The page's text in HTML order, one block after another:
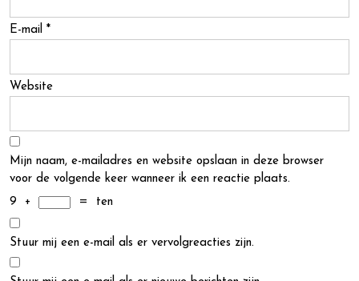
E-mail *
Website
Mijn naam, e-mailadres en website opslaan in deze browser
voor de volgende keer wanneer ik een reactie plaats.
9
+ = ten
Stuur mij een e-mail als er vervolgreacties zijn.